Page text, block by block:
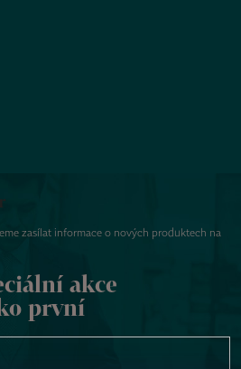
zasílat informace o nových produktech na
akce
první